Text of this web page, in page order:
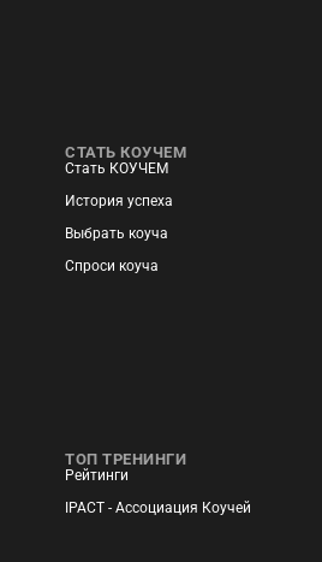
СТАТЬ КОУЧЕМ
Стать КОУЧЕМ
История успеха
Выбрать коуча
Спроси коуча
ТОП ТРЕНИНГИ
Рейтинги
IPACT - Ассоциация Коучей